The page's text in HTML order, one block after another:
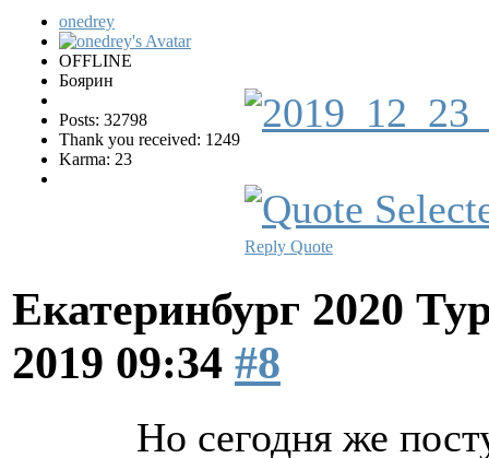
onedrey
OFFLINE
Боярин
Posts: 32798
Thank you received: 1249
Karma: 23
Reply Quote
Екатеринбург 2020
2019 09:34 #8
Но сегодня же